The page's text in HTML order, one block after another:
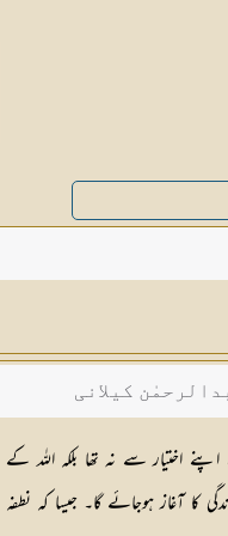
کیلانی
اپنے اختیار سے نہ تھا بلکہ
آغاز ہوجائے گا۔ جیسا کہ نطفہ